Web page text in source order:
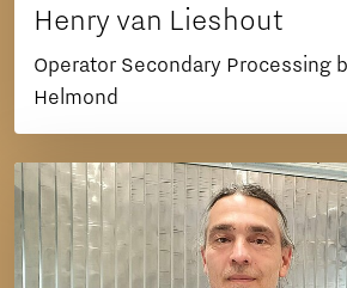
Henry van Lieshout
Operator Secondary Processing
Helmond